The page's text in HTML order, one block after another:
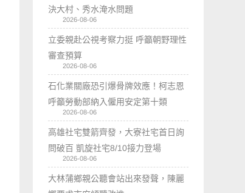
決大村、秀水淹水問題
2026-08-06
立委親赴公視考察力挺 呼籲朝野理性
審查預算
2026-08-06
石化業關廠恐引爆骨牌效應！柯志恩
呼籲勞動部納入僱用安定第十類
2026-08-06
高雄社宅雙箭齊發，大寮社宅首日詢
問破百 凱旋社宅8/10接力登場
2026-08-06
大林蒲鄉親公聽會站出來發聲，陳麗